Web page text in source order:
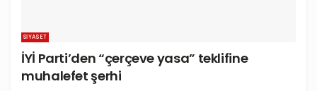
SIYASET
İYİ Parti’den “çerçeve yasa” teklifine
muhalefet şerhi